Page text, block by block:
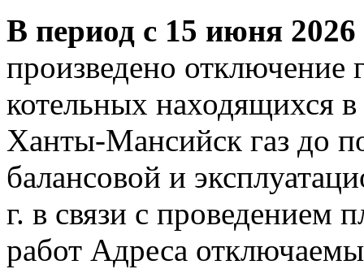
В период с 15 июня
произведено отключение
котельных находящихся
Ханты-Мансийск газ до
балансовой и
г. в связи с проведением
работ Адреса